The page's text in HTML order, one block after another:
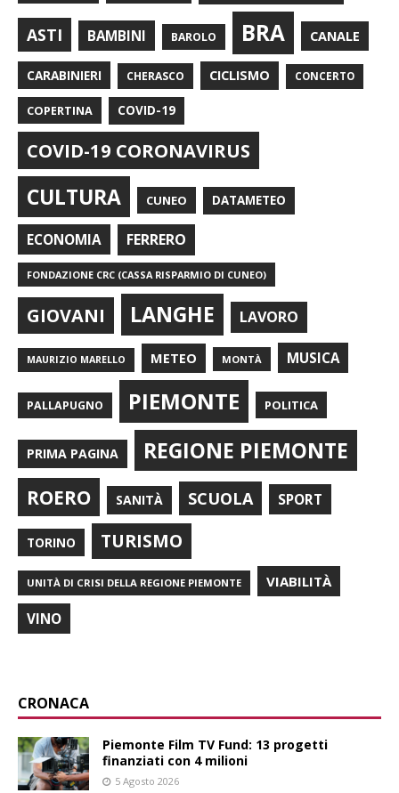
ASTI BAMBINI BAROLO BRA CANALE
CARABINIERI CHERASCO CICLISMO CONCERTO
COPERTINA COVID-19
COVID-19 CORONAVIRUS
CULTURA CUNEO DATAMETEO
ECONOMIA FERRERO
FONDAZIONE CRC (CASSA RISPARMIO DI CUNEO)
GIOVANI LANGHE LAVORO
MAURIZIO MARELLO METEO MONTÀ MUSICA
PALLAPUGNO PIEMONTE POLITICA
PRIMA PAGINA REGIONE PIEMONTE
ROERO SANITÀ SCUOLA SPORT
TORINO TURISMO
UNITÀ DI CRISI DELLA REGIONE PIEMONTE VIABILITÀ
VINO
CRONACA
Piemonte Film TV Fund: 13 progetti
finanziati con 4 milioni
5 Agosto 2026